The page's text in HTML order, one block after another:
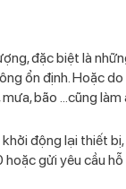
đặc biệt là
ổn định. Hoặc
bão …cũng
động lại thiết
gửi yêu cầu